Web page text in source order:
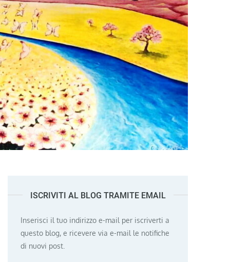
ISCRIVITI AL BLOG TRAMITE EMAIL
Inserisci il tuo indirizzo e-mail per iscriverti a
questo blog, e ricevere via e-mail le notifiche
di nuovi post.